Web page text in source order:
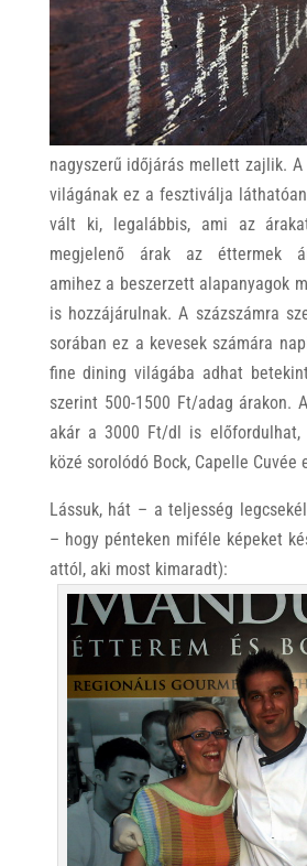
nagyszerű időjárás mellett zajlik. A
világának ez a fesztiválja
vált ki, legalábbis, ami az
megjelenő árak az éttermek
amihez a beszerzett alapanyagok
is hozzájárulnak. A százszámra
sorában ez a kevesek számára
fine dining világába adhat
szerint 500-1500 Ft/adag árakon.
akár a 3000 Ft/dl is előfordulhat,
közé sorolódó Bock, Capelle Cuvée
Lássuk, hát – a teljesség
– hogy pénteken miféle képeket
attól, aki most kimaradt):